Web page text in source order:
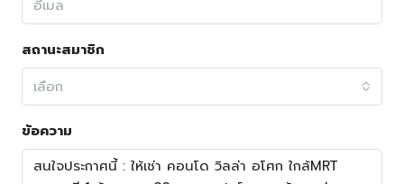
สถานะสมาชิก
เลือก
ข้อความ